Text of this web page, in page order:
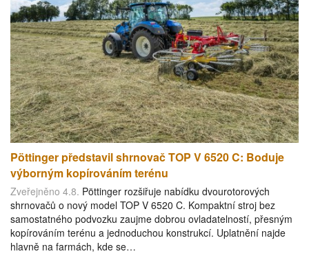
Pöttinger představil shrnovač TOP V 6520 C: Boduje
výborným kopírováním terénu
Zveřejněno 4.8. Pöttinger rozšiřuje nabídku dvourotorových
shrnovačů o nový model TOP V 6520 C. Kompaktní stroj bez
samostatného podvozku zaujme dobrou ovladatelností, přesným
kopírováním terénu a jednoduchou konstrukcí. Uplatnění najde
hlavně na farmách, kde se…